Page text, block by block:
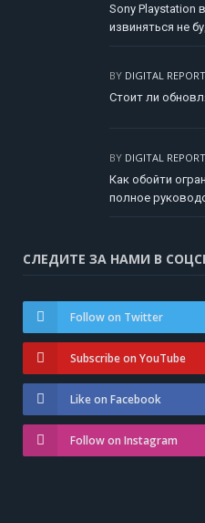
Sony Playstation
извиняться не
BY DIGITAL REPORT
Стоит ли
BY DIGITAL REPORT
Как обойти
полное
СЛЕДИТЕ ЗА НАМИ В
Follow on Twitter
Subscribe on YouTube
Like on Facebook
Follow on Instagram